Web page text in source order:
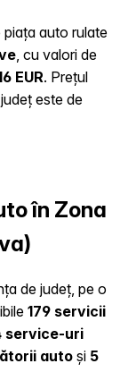
piața auto rulate
, cu valori de
EUR. Prețul
este de
în Zona
de județ, pe o
179 servicii
service-uri
auto și 5